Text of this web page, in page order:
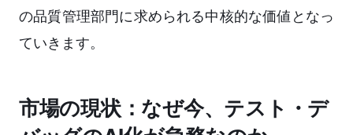
の品質管理部門に求められる中核的な価値となっ
ていきます。
市場の現状：なぜ今、テスト・デ